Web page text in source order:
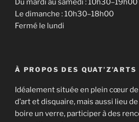
Du mardi au samedi : 10h30–19h00
Le dimanche : 10h30–18h00
Fermé le lundi
À PROPOS DES QUAT’Z’ARTS
Idéalement située en plein cœur
d’art et disquaire, mais aussi lieu
boire un verre, participer à des